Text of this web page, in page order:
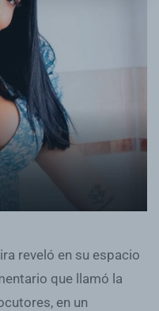
reveló en su espacio
que llamó la
en un